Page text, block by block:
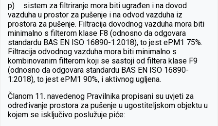
p)
sistem za filtriranje mora biti ugrađen i na dovod
vazduha u prostor za pušenje i na odvod vazduha iz
prostora za pušenje. Filtracija dovodnog vazduha mora biti
minimalno s filterom klase F8 (odnosno da odgovara
standardu BAS EN ISO 16890-1:2018), to jest ePM1 75%.
Filtracija odvodnog vazduha mora biti minimalno s
kombinovanim filterom koji se sastoji od filtera klase F9
(odnosno da odgovara standardu BAS EN ISO 16890-
1:2018), to jest ePM1 90%, i aktivnog ugljena.
Članom 11. navedenog Pravilnika propisani su uvjeti za
određivanje prostora za pušenje u ugostiteljskom objektu u
kojem se isključivo poslužuje piće: